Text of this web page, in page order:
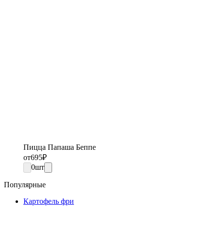
Пицца Папаша Беппе
от695₽
0шт
Популярные
Картофель фри